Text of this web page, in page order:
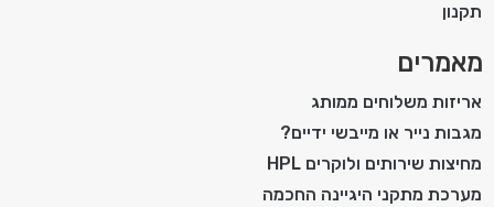
תקנון
מאמרים
אריזות משלוחים ממותג
מגבות נייר או מייבשי ידיים?
מחיצות שירותים ולוקרים HPL
מערכת מתקני היגיינה החכמה